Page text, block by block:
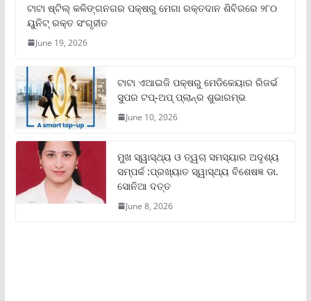
ଟାଟା ଷ୍ଟିଲ୍‌ କଳିଙ୍ଗନଗର ପକ୍ଷରୁ ମେଗା ରକ୍ତଦାନ ଶିବିରରେ ୨୮୦
ୟୁନିଟ୍‌ ରକ୍ତ ସଂଗୃହୀତ
June 19, 2026
ଟାଟା ଏଆଇଜି ପକ୍ଷରୁ ମେଡିକେୟାର ରିଜର୍ଭ
ସୁପର ଟପ୍‌-ଅପ୍ ପ୍ଲାନ୍‌ର ଶୁଭାରମ୍ଭ
June 10, 2026
ମୁଖ ସ୍ୱାସ୍ଥ୍ୟ ଓ ତ୍ୱଚା ସମସ୍ୟାର ଅଦୃଶ୍ୟ
ସମ୍ପର୍କ :ପ୍ରଖ୍ୟାତ ସ୍ୱାସ୍ଥ୍ୟ ବିଶେଷଜ୍ଞ ଡା.
ସୋନିଆ ଦତ୍ତ
June 8, 2026